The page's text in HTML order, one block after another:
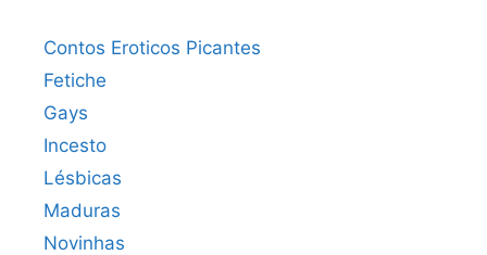
Contos Eroticos Picantes
Fetiche
Gays
Incesto
Lésbicas
Maduras
Novinhas